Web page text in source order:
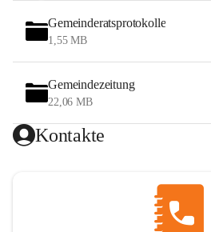
Gemeinderatsprotokolle
1,55 MB
Gemeindezeitung
22,06 MB
Kontakte